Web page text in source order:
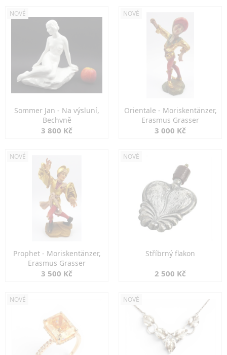
NOVÉ
Sommer Jan - Na výsluní,
Bechyně
3 800 Kč
NOVÉ
Orientale - Moriskentänzer,
Erasmus Grasser
3 000 Kč
NOVÉ
Prophet - Moriskentänzer,
Erasmus Grasser
3 500 Kč
NOVÉ
Stříbrný flakon
2 500 Kč
NOVÉ NOVÉ